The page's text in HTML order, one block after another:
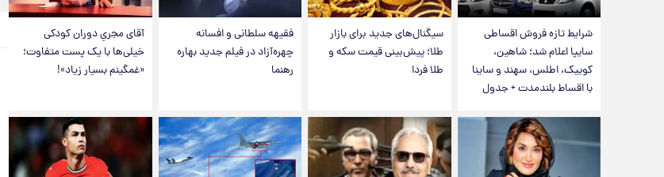
شرایط تازه فروش اقساطی
سایپا اعلام شد؛ شاهین،
کوییک، اطلس، سهند و ساینا
با اقساط بلندمدت + جدول
سیگنال‌های جدید برای بازار
طلا؛ پیش‌بینی قیمت سکه و
طلا فردا
فقیهه سلطانی و افسانه
چهره‌آزاد در فیلم جدید بهاره
رهنما
آقای مجریِ دوران کودکی
خیلی‌ها با یک پست متفاوت؛
«غمگینم بسیار زیاد»!